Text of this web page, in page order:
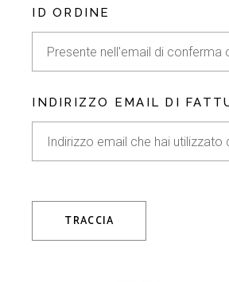
ID ORDINE
INDIRIZZO EMAIL DI
TRACCIA